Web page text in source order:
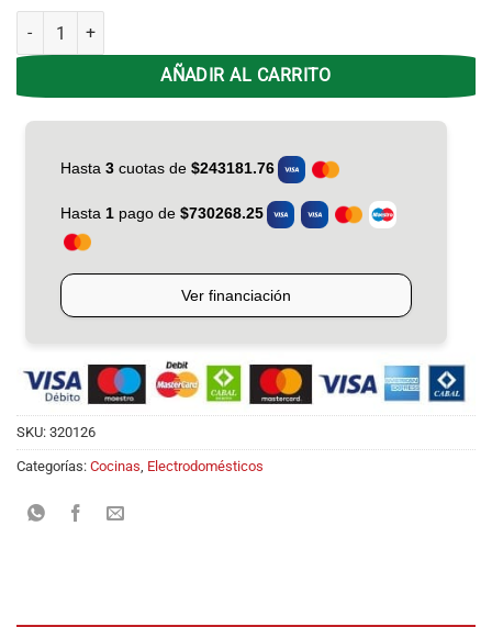
Cocina Morelli Acero EX 820 4H MultiGrill - Visor 16380 cantidad
AÑADIR AL CARRITO
SKU: 320126
Categorías: Cocinas Electrodomésticos